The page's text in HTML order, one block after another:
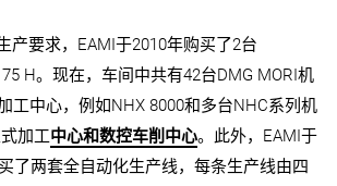
产要求，EAMI于2010年购买了2台
H。现在，车间中共有42台DMG MORI机
工中心，例如NHX 8000和多台NHC系列机
加工中心和数控车削中心。此外，EAMI于
了两套全自动化生产线，每条生产线由四